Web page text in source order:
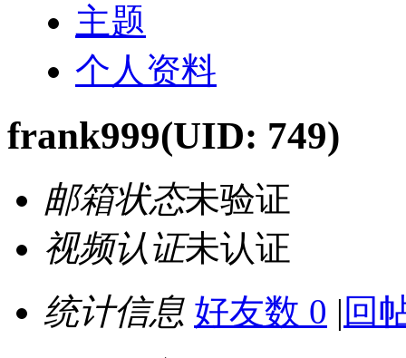
主题
个人资料
frank999(UID: 749)
邮箱状态未验证
视频认证未认证
统计信息 好友数 0 | 回